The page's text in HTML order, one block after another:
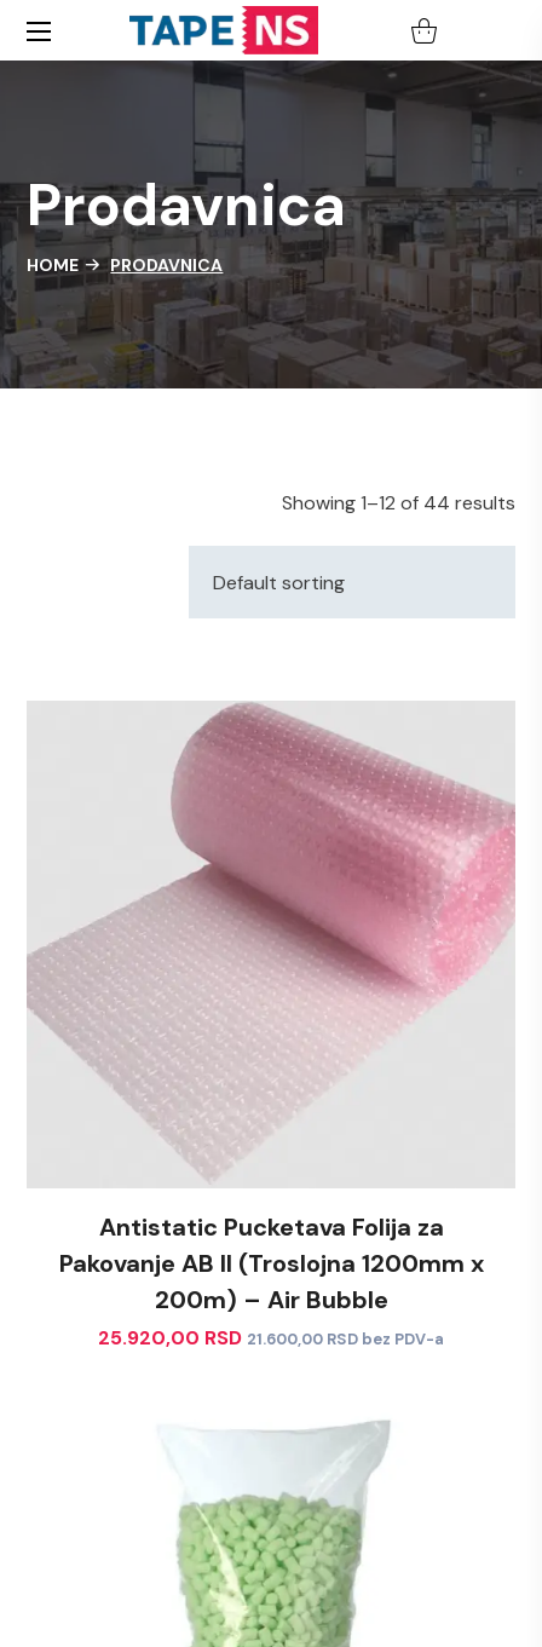
HOME PRODAVNICA
Showing 1–12 of 44 results
Antistatic Pucketava Folija za
Pakovanje AB II (Troslojna 1200mm x
200m) – Air Bubble
25.920,00 RSD 21.600,00 RSD bez PDV-a